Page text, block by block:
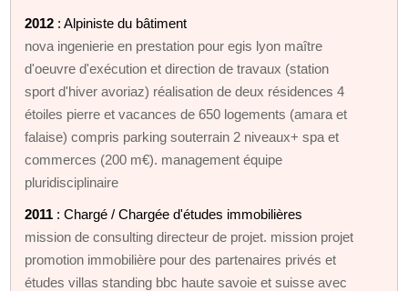
2012 : Alpiniste du bâtiment
nova ingenierie en prestation pour egis lyon maître
d'oeuvre d'exécution et direction de travaux (station
sport d'hiver avoriaz) réalisation de deux résidences 4
étoiles pierre et vacances de 650 logements (amara et
falaise) compris parking souterrain 2 niveaux+ spa et
commerces (200 m€). management équipe
pluridisciplinaire
2011 : Chargé / Chargée d'études immobilières
mission de consulting directeur de projet. mission projet
promotion immobilière pour des partenaires privés et
études villas standing bbc haute savoie et suisse avec